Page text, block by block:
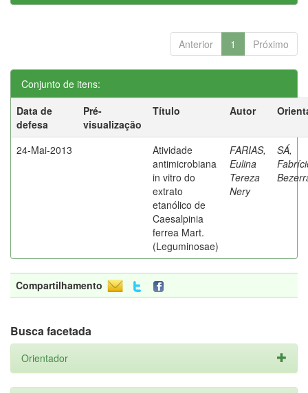
Anterior 1 Próximo
Conjunto de itens:
Data de
defesa
Pré-
visualização
Título Autor
24-Mai-2013
Atividade
antimicrobiana
in vitro do
extrato
etanólico de
Caesalpinia
ferrea Mart.
(Leguminosae)
FARIAS,
Eulina
Tereza
Nery
SÁ,
Compartilhamento
Busca facetada
Orientador